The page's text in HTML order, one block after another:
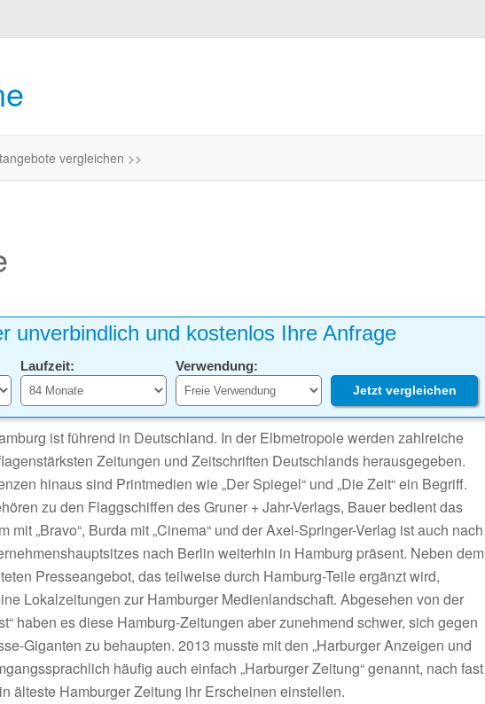
vergleichen >>
unverbindlich und kostenlos Ihre Anfrage
Laufzeit: Verwendung:
Jetzt vergleichen
ist führend in Deutschland. In der Elbmetropole werden zahlreiche
Zeitungen und Zeitschriften Deutschlands herausgegeben.
hinaus sind Printmedien wie „Der Spiegel“ und „Die Zeit“ ein Begriff.
zu den Flaggschiffen des Gruner + Jahr-Verlags, Bauer bedient das
mit „Bravo“, Burda mit „Cinema“ und der Axel-Springer-Verlag ist auch nach
nach Berlin weiterhin in Hamburg präsent. Neben dem
Presseangebot, das teilweise durch Hamburg-Teile ergänzt wird,
Lokalzeitungen zur Hamburger Medienlandschaft. Abgesehen von der
haben es diese Hamburg-Zeitungen aber zunehmend schwer, sich gegen
Giganten zu behaupten. 2013 musste mit den „Harburger Anzeigen und
häufig auch einfach „Harburger Zeitung“ genannt, nach fast
älteste Hamburger Zeitung ihr Erscheinen einstellen.